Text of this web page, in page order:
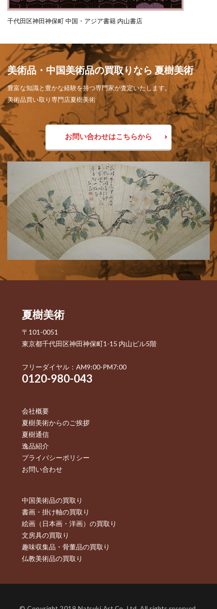
千代田区神田神保町 中国・アジア書籍 内山書店
美術品・中国美術品の買取りなら 夏樹美術
豊富な知識と豊かな経験を持つ専門家が査定いたします。
美術品買い取り専門店夏樹美術
お問い合わせはこちらから
夏樹美術
〒101-0051
東京都千代田区神田神保町1-15 内山ビル5階
フリーダイヤル：AM9:00-PM7:00
0120-980-043
会社概要
夏樹美術からのご挨拶
夏樹通信
逸品紹介
プライバシーポリシー
お問い合わせ
中国美術品の買取り
書画・掛け軸の買取り
絵画（日本画・洋画）の買取り
文房具の買取り
趣味収集品・骨董品の買取り
仏教美術品の買取り